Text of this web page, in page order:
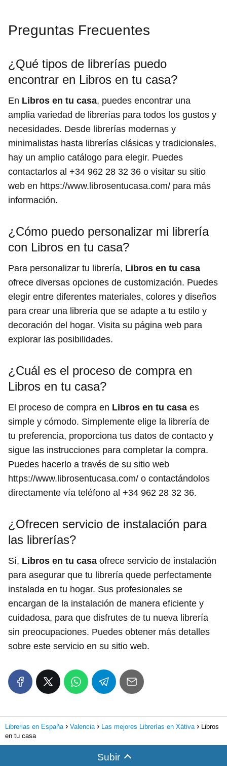
Preguntas Frecuentes
¿Qué tipos de librerías puedo
encontrar en Libros en tu casa?
En Libros en tu casa, puedes encontrar una
amplia variedad de librerías para todos los gustos y
necesidades. Desde librerías modernas y
minimalistas hasta librerías clásicas y tradicionales,
hay un amplio catálogo para elegir. Puedes
contactarlos al +34 962 28 32 36 o visitar su sitio
web en https://www.librosentucasa.com/ para más
información.
¿Cómo puedo personalizar mi librería
con Libros en tu casa?
Para personalizar tu librería, Libros en tu casa
ofrece diversas opciones de customización. Puedes
elegir entre diferentes materiales, colores y diseños
para crear una librería que se adapte a tu estilo y
decoración del hogar. Visita su página web para
explorar las posibilidades.
¿Cuál es el proceso de compra en
Libros en tu casa?
El proceso de compra en Libros en tu casa es
simple y cómodo. Simplemente elige la librería de
tu preferencia, proporciona tus datos de contacto y
sigue las instrucciones para completar la compra.
Puedes hacerlo a través de su sitio web
https://www.librosentucasa.com/ o contactándolos
directamente vía teléfono al +34 962 28 32 36.
¿Ofrecen servicio de instalación para
las librerías?
Sí, Libros en tu casa ofrece servicio de instalación
para asegurar que tu librería quede perfectamente
instalada en tu hogar. Sus profesionales se
encargan de la instalación de manera eficiente y
cuidadosa, para que disfrutes de tu nueva librería
sin preocupaciones. Puedes obtener más detalles
sobre este servicio en su sitio web.
Librerias en España Valencia Las mejores Librerías en Xàtiva
Libros
en tu casa
Subir